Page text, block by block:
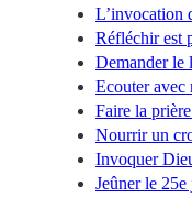
L’invocation
Réfléchir est
Demander le
Ecouter avec
Faire la
Nourrir un
Invoquer
Jeûner le